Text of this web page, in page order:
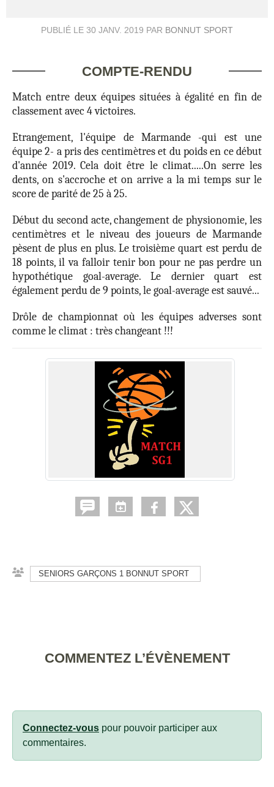
PUBLIÉ LE 30 JANV. 2019 PAR BONNUT SPORT
COMPTE-RENDU
Match entre deux équipes situées à égalité en fin de
classement avec 4 victoires.
Etrangement, l'équipe de Marmande -qui est une
équipe 2- a pris des centimètres et du poids en ce début
d'année 2019. Cela doit être le climat.....On serre les
dents, on s'accroche et on arrive a la mi temps sur le
score de parité de 25 à 25.
Début du second acte, changement de physionomie, les
centimètres et le niveau des joueurs de Marmande
pèsent de plus en plus. Le troisième quart est perdu de
18 points, il va falloir tenir bon pour ne pas perdre un
hypothétique goal-average. Le dernier quart est
également perdu de 9 points, le goal-average est sauvé...
Drôle de championnat où les équipes adverses sont
comme le climat : très changeant !!!
SENIORS GARÇONS 1 BONNUT SPORT
COMMENTEZ L’ÉVÈNEMENT
Connectez-vous pour pouvoir participer aux
commentaires.